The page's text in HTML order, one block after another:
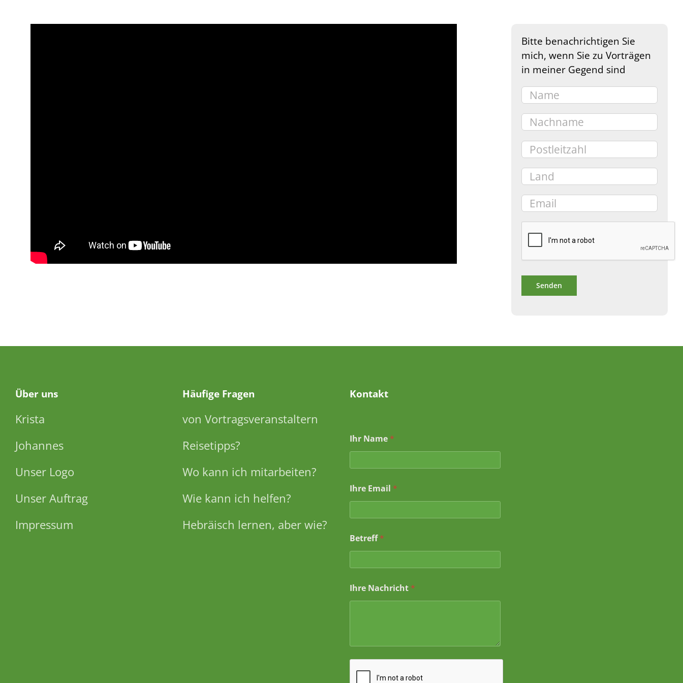
Bitte benachrichtigen Sie
mich, wenn Sie zu Vorträgen
in meiner Gegend sind
Über uns
Krista
Johannes
Unser Logo
Unser Auftrag
Impressum
Häufige Fragen
von Vortragsveranstaltern
Reisetipps?
Wo kann ich mitarbeiten?
Wie kann ich helfen?
Hebräisch lernen, aber wie?
Kontakt
Ihr Name *
Ihre Email *
*
I
r
Betreff*
Ihre Nachricht *